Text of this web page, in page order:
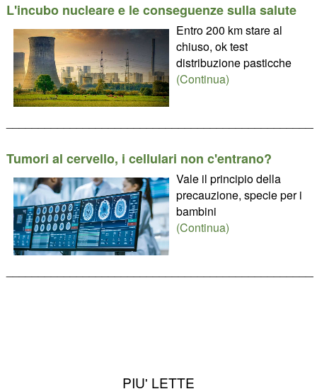
L'incubo nucleare e le conseguenze sulla salute
Entro 200 km stare al
chiuso, ok test
distribuzione pasticche
(Continua)
Tumori al cervello, i cellulari non c'entrano?
Vale il principio della
precauzione, specie per i
bambini
(Continua)
PIU' LETTE